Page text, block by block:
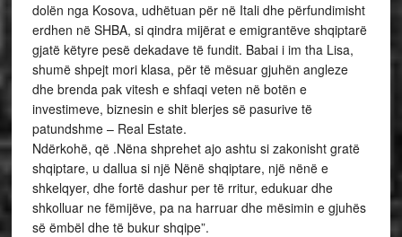
dolën nga Kosova, udhëtuan për në Itali dhe përfundimisht
erdhen në SHBA, si qindra mijërat e emigrantëve shqiptarë
gjatë këtyre pesë dekadave të fundit. Babai i im tha Lisa,
shumë shpejt mori klasa, për të mësuar gjuhën angleze
dhe brenda pak vitesh e shfaqi veten në botën e
investimeve, biznesin e shit blerjes së pasurive të
patundshme – Real Estate.
Ndërkohë, që .Nëna shprehet ajo ashtu si zakonisht gratë
shqiptare, u dallua si një Nënë shqiptare, një nënë e
shkelqyer, dhe fortë dashur per të rritur, edukuar dhe
shkolluar ne fëmijëve, pa na harruar dhe mësimin e gjuhës
së ëmbël dhe të bukur shqipe”.